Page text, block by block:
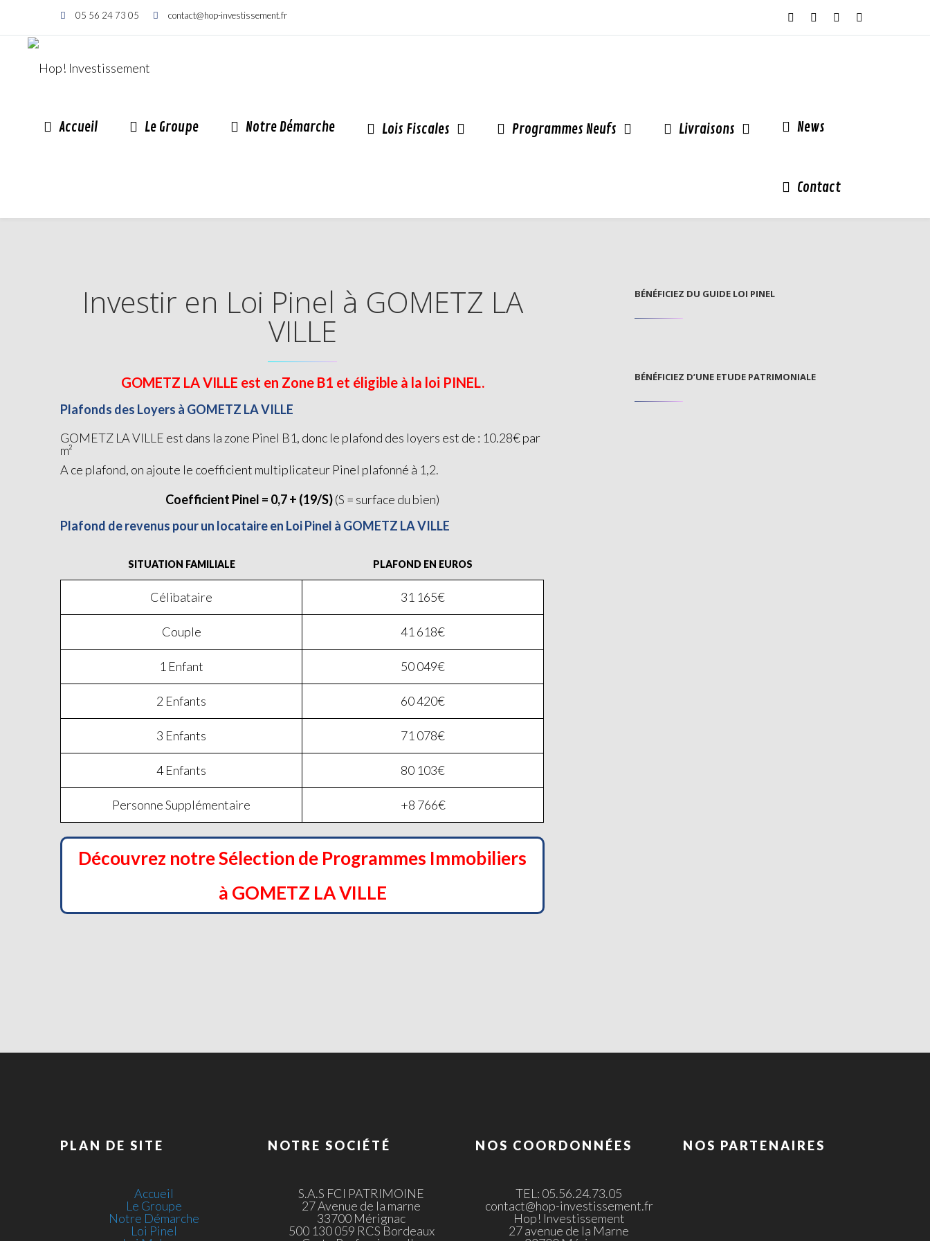
05 56 24 73 05 contact@hop-investissement.fr
Accueil Le Groupe Notre Démarche Lois Fiscales Programmes Neufs Livraisons News
Contact
Investir en Loi Pinel à GOMETZ LA
VILLE
GOMETZ LA VILLE est en Zone B1 et éligible à la loi PINEL.
Plafonds des Loyers à GOMETZ LA VILLE
GOMETZ LA VILLE est dans la zone Pinel B1, donc le plafond des loyers est de : 10.28€ par
m²
A ce plafond, on ajoute le coefficient multiplicateur Pinel plafonné à 1,2.
Coefficient Pinel = 0,7 + (19/S)(S = surface du bien)
Plafond de revenus pour un locataire en Loi Pinel à GOMETZ LA VILLE
SITUATION FAMILIALE
Célibataire
Couple
1 Enfant
2 Enfants
3 Enfants
4 Enfants
Personne Supplémentaire
PLAFOND EN EUROS
31 165€
41 618€
50 049€
60 420€
71 078€
80 103€
+8 766€
Découvrez notre Sélection de Programmes Immobiliers
à GOMETZ LA VILLE
BÉNÉFICIEZ DU GUIDE LOI PINEL
BÉNÉFICIEZ D’UNE ETUDE PATRIMONIALE
PLAN DE SITE
Accueil
Le Groupe
Notre Démarche
Loi Pinel
NOTRE SOCIÉTÉ
S.A.S FCI PATRIMOINE
27 Avenue de la marne
33700 Mérignac
500 130 059 RCS Bordeaux
NOS COORDONNÉES
TEL: 05.56.24.73.05
contact@hop-investissement.fr
Hop! Investissement
27 avenue de la Marne
NOS PARTENAIRES